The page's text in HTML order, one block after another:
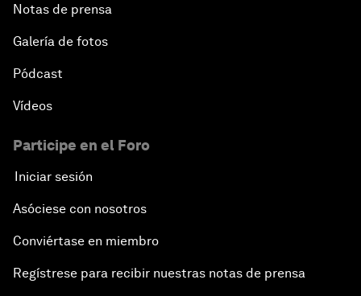
Notas de prensa
Galería de fotos
Pódcast
Vídeos
Participe en el Foro
Iniciar sesión
Asóciese con nosotros
Conviértase en miembro
Regístrese para recibir nuestras notas de prensa